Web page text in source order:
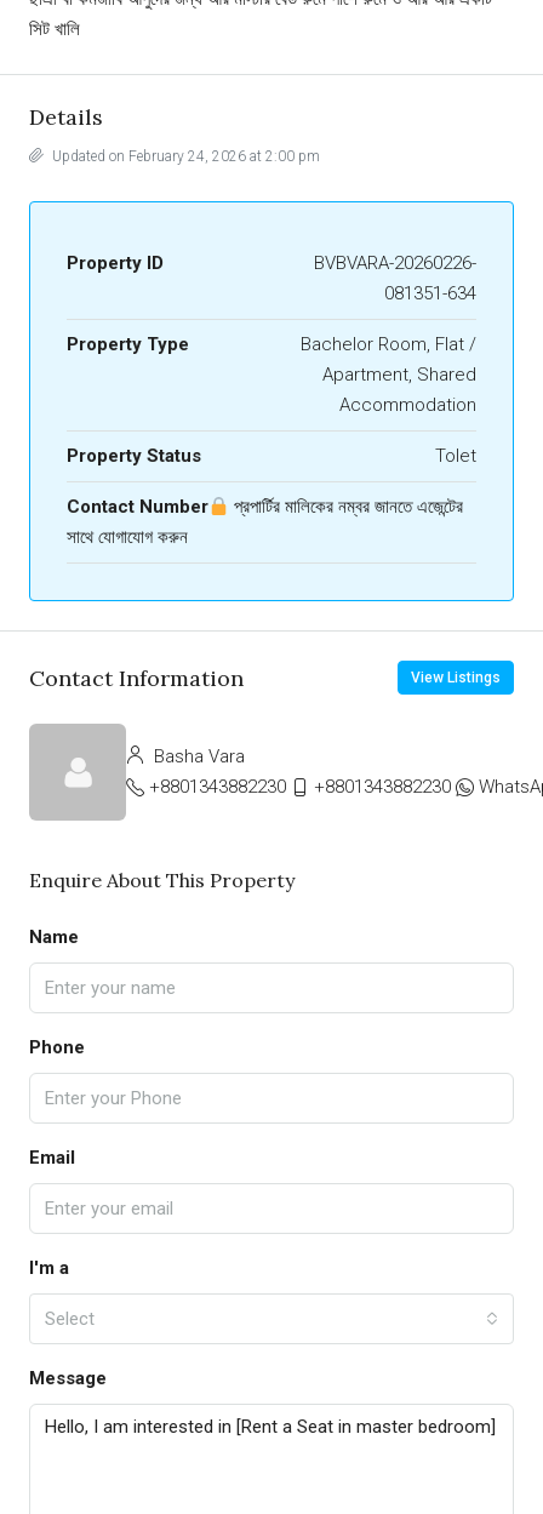
সিট খালি
Details
Updated on February 24, 2026 at 2:00 pm
Property ID
BVBVARA-20260226-
081351-634
Property Type
Bachelor Room, Flat /
Apartment, Shared
Accommodation
Property Status Tolet
Contact Number
প্রপার্টির মালিকের নম্বর জানতে এজেন্টের
সাথে যোগাযোগ করুন
Contact Information View Listings
Basha Vara
+8801343882230
+8801343882230
Enquire About This Property
Name
Phone
Email
I'm a
Select
Message